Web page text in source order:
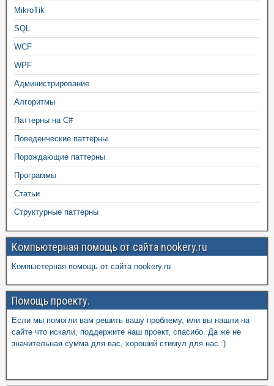
MikroTik
SQL
WCF
WPF
Администрирование
Алгоритмы
Паттерны на C#
Поведенческие паттерны
Порождающие паттерны
Программы
Статьи
Структурные паттерны
Компьютерная помощь от сайта nookery.ru
Компьютерная помощь от сайта nookery.ru
Помощь проекту.
Если мы помогли вам решить вашу проблему, или вы нашли на
сайте что искали, поддержите наш проект, спасибо. Да же не
значительная сумма для вас, хороший стимул для нас :)